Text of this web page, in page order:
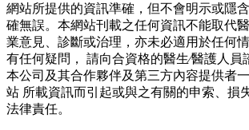
網站所提供的資訊準確，但不會明示或隱
確無誤。本網站刊載之任何資訊不能取代
業意見、診斷或治理，亦未必適用於任何
有任何疑問， 請向合資格的醫生∕醫護人員
本公司及其合作夥伴及第三方內容提供者
站 所載資訊而引起或與之有關的申索、損
法律責任。